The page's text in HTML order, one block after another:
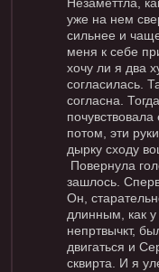
Незаметтла,
уже на нем
сильнее и
меня к себе
хочу ли я два
согласилась.
согласна.
потом, эти
дырку сходу
Повернула
зашлось.
Он,
длинным, как
непртвычкт,
двигаться и
сквирта. И я